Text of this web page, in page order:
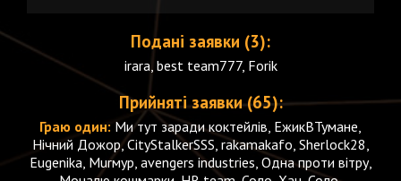
Подані заявки (3):
irara, best team777, Forik
Прийняті заявки (65):
Граю один: Ми тут заради коктейлів, ЕжикВТумане,
Нічний Дожор, CityStalkerSSS, rakamakafo, Sherlock28,
Eugenika, Murмур, avengers industries, Одна проти вітру,